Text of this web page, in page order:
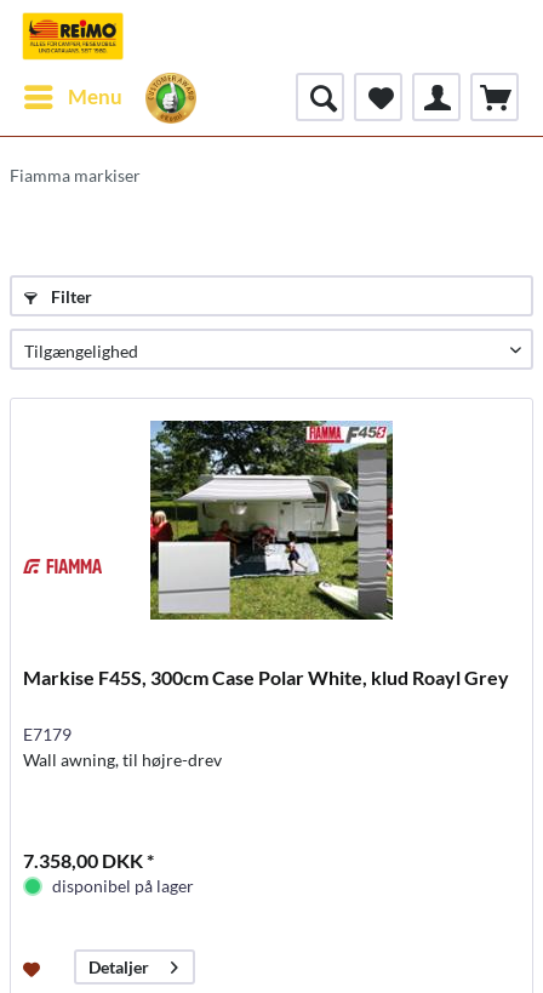
Menu
Fiamma markiser
Filter
Markise F45S, 300cm Case Polar White, klud Roayl Grey
E7179
Wall awning, til højre-drev
7.358,00 DKK *
disponibel på lager
Detaljer